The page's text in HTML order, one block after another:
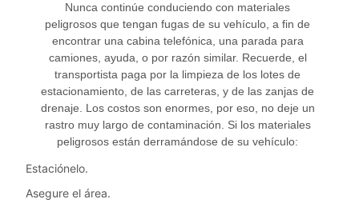
Nunca continúe conduciendo con materiales
peligrosos que tengan fugas de su vehículo, a fin de
encontrar una cabina telefónica, una parada para
camiones, ayuda, o por razón similar. Recuerde, el
transportista paga por la limpieza de los lotes de
estacionamiento, de las carreteras, y de las zanjas de
drenaje. Los costos son enormes, por eso, no deje un
rastro muy largo de contaminación. Si los materiales
peligrosos están derramándose de su vehículo:
Estaciónelo.
Asegure el área.